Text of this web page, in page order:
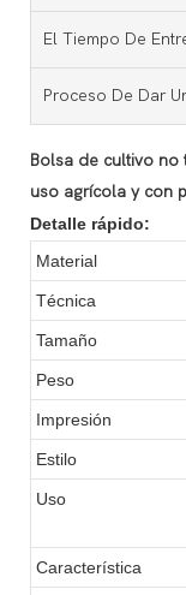
El Tiempo De
Proceso De Dar
Bolsa de cultivo no
uso agrícola y con
Detalle rápido:
Material
Técnica
Tamaño
Peso
Impresión
Estilo
Uso
Característica